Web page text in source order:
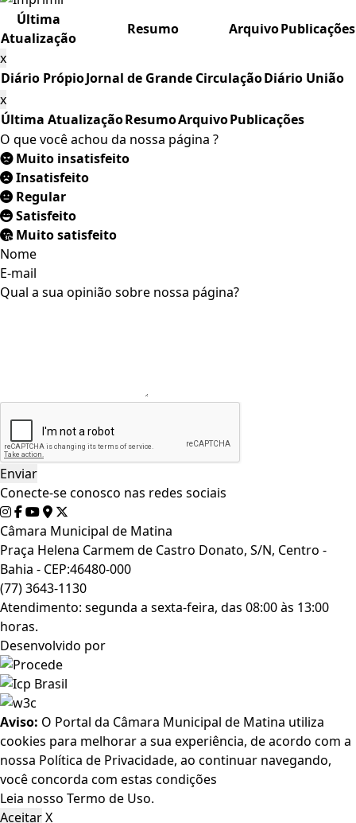
Última
Atualização
Resumo ArquivoPublicações
x
Diário PrópioJornal de Grande CirculaçãoDiário União
x
Última AtualizaçãoResumoArquivoPublicações
O que você achou da nossa página ?
Muito insatisfeito
Insatisfeito
Regular
Satisfeito
Muito satisfeito
Nome
E-mail
Qual a sua opinião sobre nossa página?
Conecte-se conosco nas redes sociais
Câmara Municipal de Matina
Praça Helena Carmem de Castro Donato, S/N, Centro -
Bahia - CEP:46480-000
(77) 3643-1130
Atendimento: segunda a sexta-feira, das 08:00 às 13:00
horas.
Desenvolvido por
Aviso: O Portal da Câmara Municipal de Matina utiliza
cookies para melhorar a sua experiência, de acordo com a
nossa Política de Privacidade, ao continuar navegando,
você concorda com estas condições
Leia nosso Termo de Uso.
AceitarX